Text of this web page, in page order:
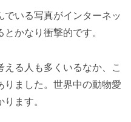
でいる写真がインターネッ
かなり衝撃的です。
える人も多くいるなか、こ
りました。世界中の動物愛
ます。